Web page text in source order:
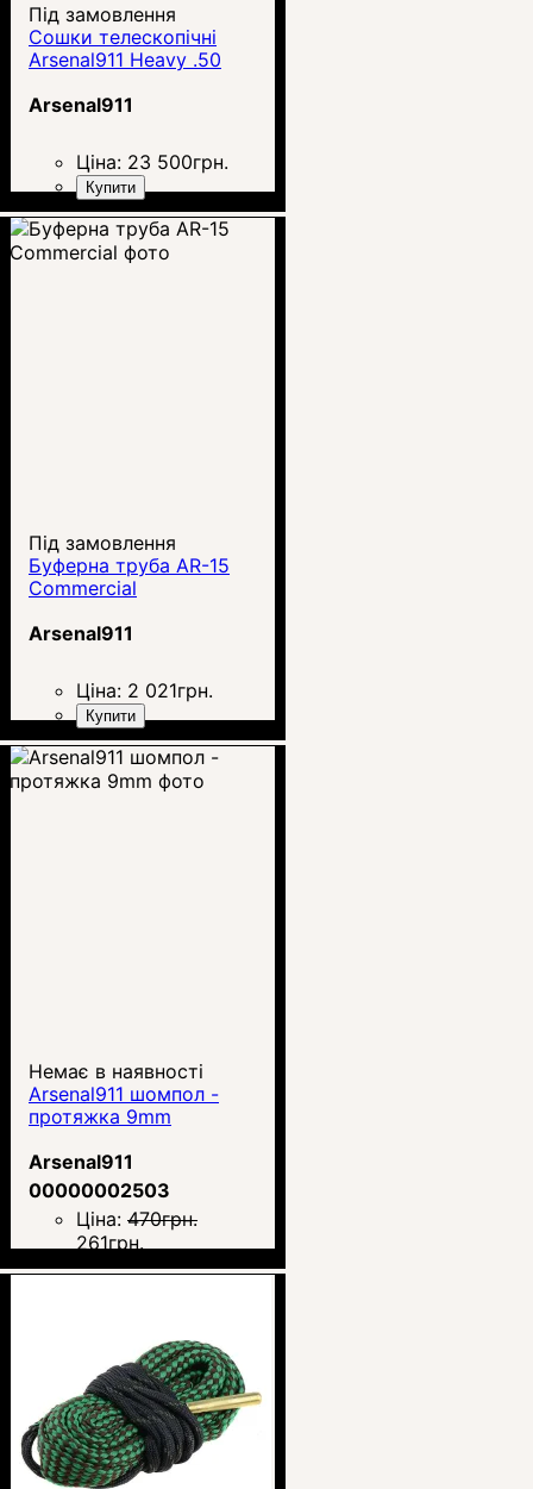
Під замовлення
Сошки телескопічні
Arsenal911 Heavy .50
Arsenal911
Ціна: 23 500грн.
Купити
Під замовлення
Буферна труба AR-15
Commercial
Arsenal911
Ціна: 2 021грн.
Купити
Немає в наявності
Arsenal911 шомпол -
протяжка 9mm
Arsenal911
00000002503
Ціна: 470грн.
261грн.